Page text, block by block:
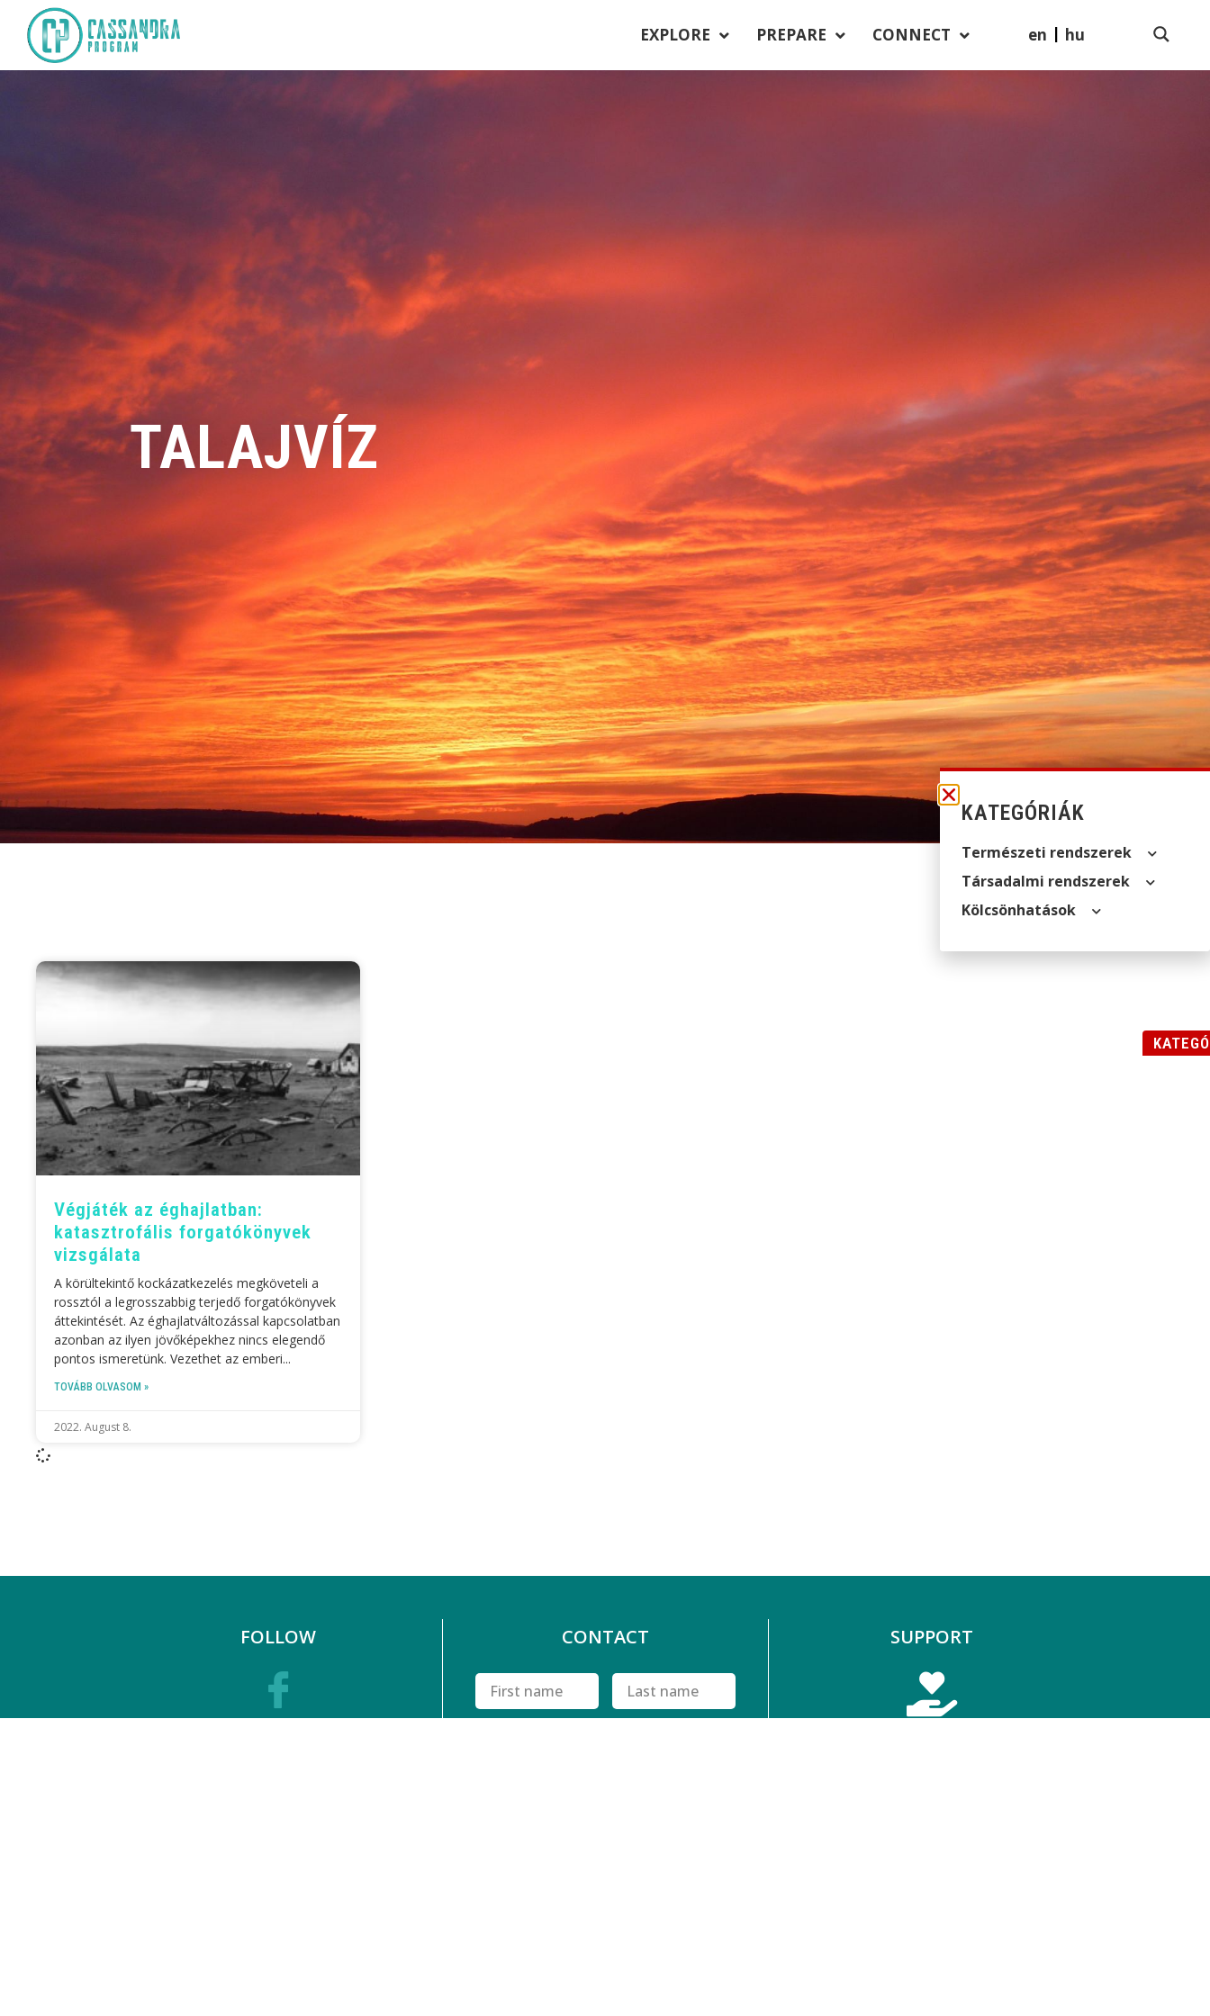
EXPLORE PREPARE CONNECT en hu
TALAJVÍZ
Végjáték az éghajlatban:
katasztrofális forgatókönyvek
vizsgálata
A körültekintő kockázatkezelés megköveteli a
rossztól a legrosszabbig terjedő forgatókönyvek
áttekintését. Az éghajlatváltozással kapcsolatban
azonban az ilyen jövőképekhez nincs elegendő
pontos ismeretünk. Vezethet az emberi
TOVÁBB OLVASOM »
2022. August 8.
FOLLOW CONTACT SUPPORT
KATEGÓRIÁK
Természeti rendszerek
Társadalmi rendszerek
Kölcsön­hatások